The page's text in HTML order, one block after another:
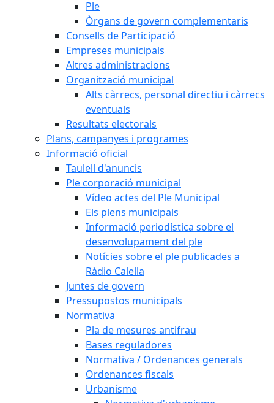
Ple
Òrgans de govern complementaris
Consells de Participació
Empreses municipals
Altres administracions
Organització municipal
Alts càrrecs, personal directiu i càrrecs
eventuals
Resultats electorals
Plans, campanyes i programes
Informació oficial
Taulell d'anuncis
Ple corporació municipal
Vídeo actes del Ple Municipal
Els plens municipals
Informació periodística sobre el
desenvolupament del ple
Notícies sobre el ple publicades a
Ràdio Calella
Juntes de govern
Pressupostos municipals
Normativa
Pla de mesures antifrau
Bases reguladores
Normativa / Ordenances generals
Ordenances fiscals
Urbanisme